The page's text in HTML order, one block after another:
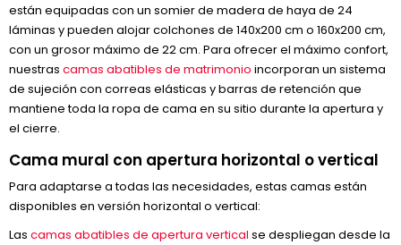
están equipadas con un somier de madera de haya de 24
láminas y pueden alojar colchones de 140x200 cm o 160x200 cm,
con un grosor máximo de 22 cm. Para ofrecer el máximo confort,
nuestras camas abatibles de matrimonio incorporan un sistema
de sujeción con correas elásticas y barras de retención que
mantiene toda la ropa de cama en su sitio durante la apertura y
el cierre.
Cama mural con apertura horizontal o vertical
Para adaptarse a todas las necesidades, estas camas están
disponibles en versión horizontal o vertical:
Las camas abatibles de apertura vertical se despliegan desde la